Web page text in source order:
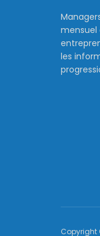
mensuel
les
Copyright